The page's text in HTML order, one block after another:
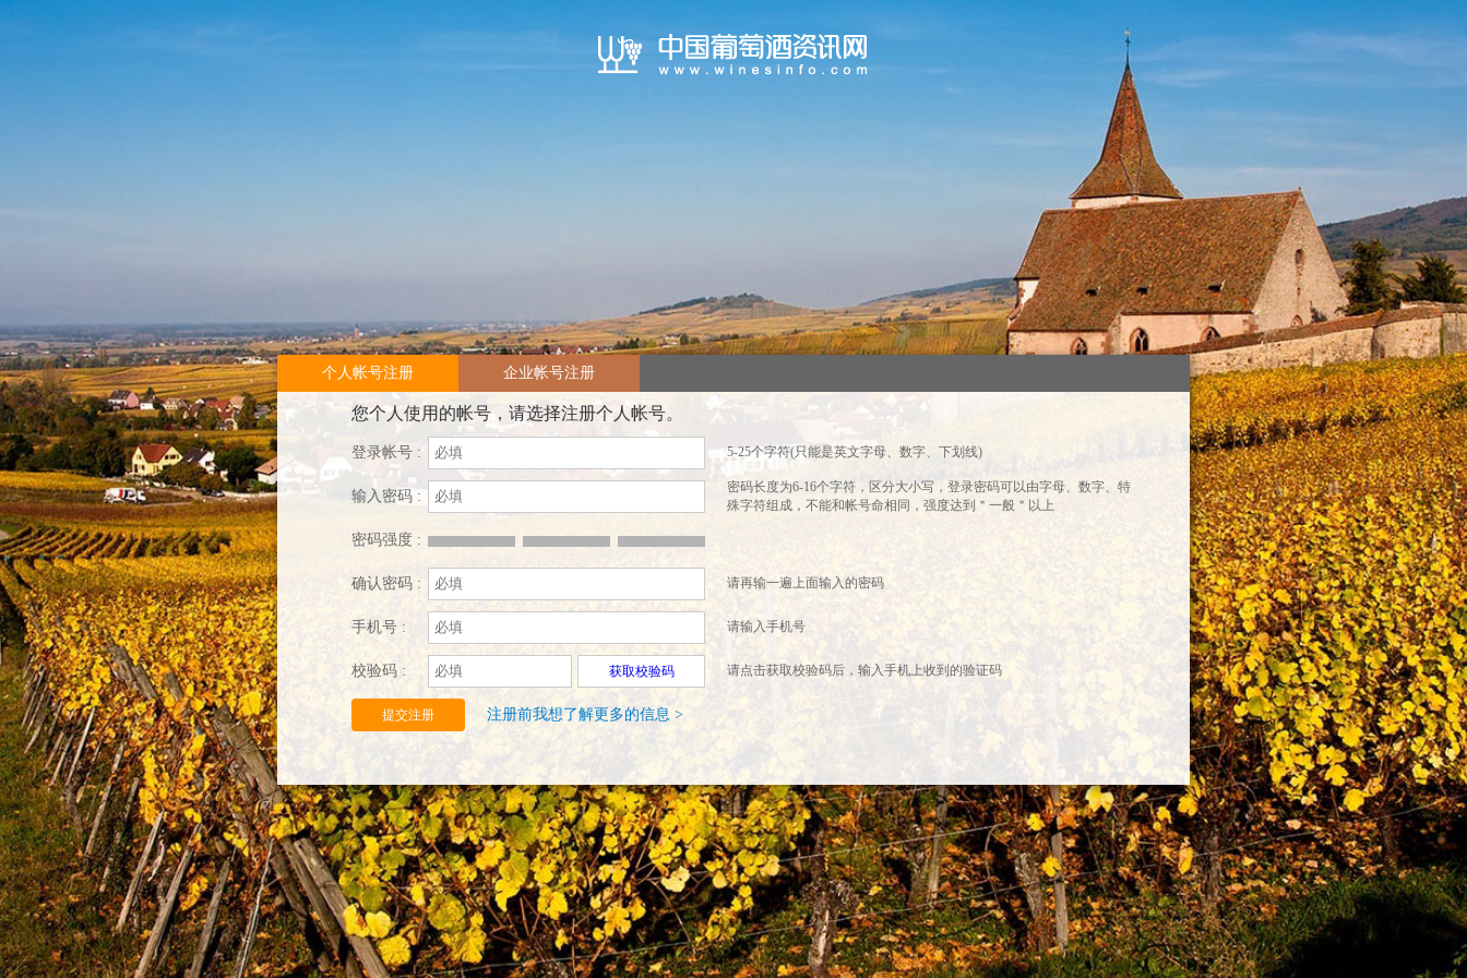
个人帐号注册 企业帐号注册
您个人使用的帐号，请选择注册个人帐号。
登录帐号 : 5-25个字符(只能是英文字母、数字、下划线)
输入密码 :
密码长度为6-16个字符，区分大小写，登录密码可以由字母、数字、特
殊字符组成，不能和帐号命相同，强度达到＂一般＂以上
密码强度 :
确认密码 : 请再输一遍上面输入的密码
手机号 : 请输入手机号
校验码 : 获取校验码 请点击获取校验码后，输入手机上收到的验证码
提交注册 注册前我想了解更多的信息 >